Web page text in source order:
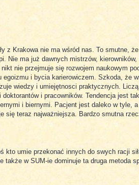
z Krakowa nie ma wśród nas. To smutne,
Nie ma już dawnych mistrzów,
nie przejmuje się rozwojem naukowym
i bycia karierowiczem. Szkoda, że
wiedzy i umiejętnosci praktycznych.
i pracowników. Tendencja jest
i biernymi. Pacjent jest daleko w tyle, a
się teraz najważniejsza. Bardzo smutna
kto umie przekonać innych do swych racji
także w SUM-ie dominuje ta druga metoda